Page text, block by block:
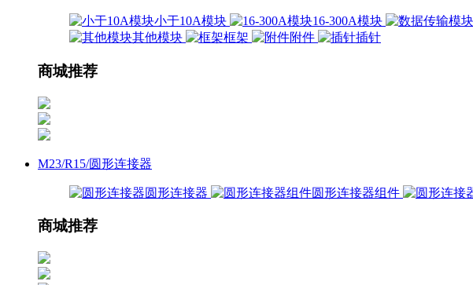
小于10A模块 16-300A模块
其他模块
框架 附件 插针
商城推荐
M23/R15/圆形连接器
圆形连接器 圆形连接器组件
商城推荐